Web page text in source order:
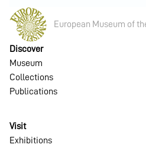
European Museum of
Discover
Museum
Collections
Publications
Visit
Exhibitions